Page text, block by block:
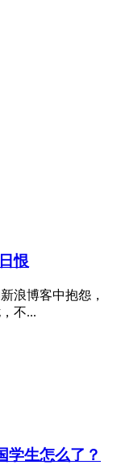
恨
浪博客中抱怨，
不...
学生怎么了？